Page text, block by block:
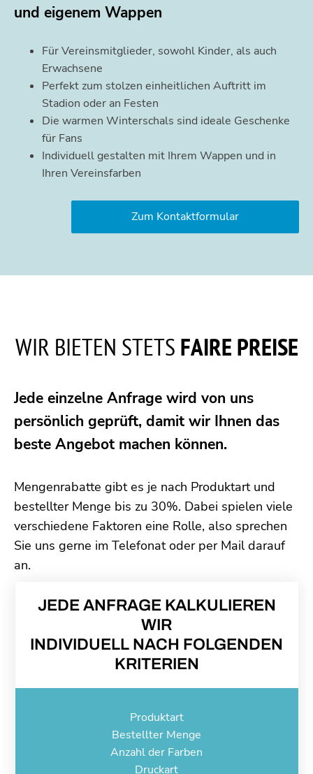
und eigenem Wappen
Für Vereinsmitglieder, sowohl Kinder, als auch
Erwachsene
Perfekt zum stolzen einheitlichen Auftritt im
Stadion oder an Festen
Die warmen Winterschals sind ideale Geschenke
für Fans
Individuell gestalten mit Ihrem Wappen und in
Ihren Vereinsfarben
Zum Kontaktformular
WIR BIETEN STETSFAIRE PREISE
Jede einzelne Anfrage wird von uns
persönlich geprüft, damit wir Ihnen das
beste Angebot machen können.
Mengenrabatte gibt es je nach Produktart und
bestellter Menge bis zu 30%. Dabei spielen viele
verschiedene Faktoren eine Rolle, also sprechen
Sie uns gerne im Telefonat oder per Mail darauf
an.
JEDE ANFRAGE KALKULIEREN
WIR
INDIVIDUELL NACH FOLGENDEN
KRITERIEN
Produktart
Bestellter Menge
Anzahl der Farben
Druckart